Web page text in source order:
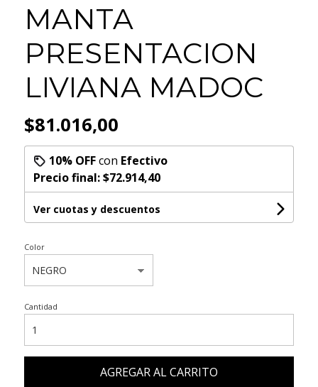
MANTA
PRESENTACION
LIVIANA MADOC
$81.016,00
10% OFFcon Efectivo
Precio final:$72.914,40
Ver cuotas y descuentos
Color
Cantidad
AGREGAR AL CARRITO